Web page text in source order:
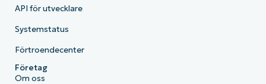
API för utvecklare
Systemstatus
Förtroendecenter
Företag
Om oss